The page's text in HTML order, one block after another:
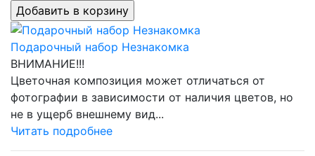
Подарочный набор Незнакомка
ВНИМАНИЕ!!!
Цветочная композиция может отличаться от
фотографии в зависимости от наличия цветов, но
не в ущерб внешнему вид...
Читать подробнее